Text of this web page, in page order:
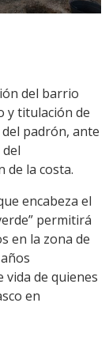
del barrio
y titulación de
padrón, ante
de la costa.
encabeza el
permitirá
en la zona de
de quienes
en